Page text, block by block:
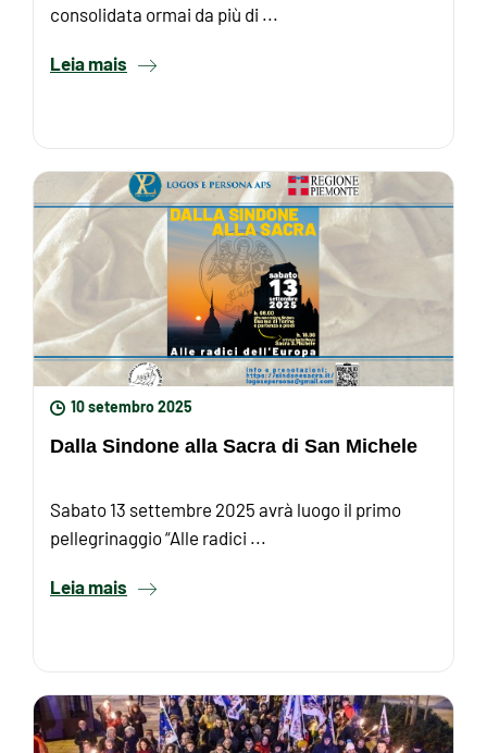
consolidata ormai da più di ...
Leia mais
10 setembro 2025
Dalla Sindone alla Sacra di San Michele
Sabato 13 settembre 2025 avrà luogo il primo
pellegrinaggio “Alle radici ...
Leia mais